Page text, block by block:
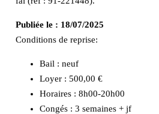
Publiée le : 18/07/2025
Conditions de reprise:
Bail : neuf
Loyer : 500,00 €
Horaires : 8h00-20h00
Congés : 3 semaines + jf